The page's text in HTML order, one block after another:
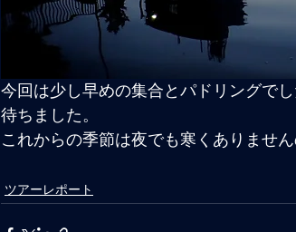
今回は少し早めの集合とパドリングで
待ちました。
これからの季節は夜でも寒くありませ
ツアーレポート